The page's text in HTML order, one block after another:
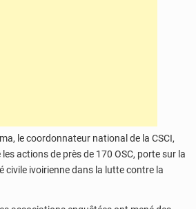
le coordonnateur national de la CSCI,
actions de près de 170 OSC, porte sur la
civile ivoirienne dans la lutte contre la